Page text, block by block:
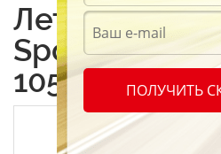
Летние шины
Sport Maxx
105Y
ПОЛУЧИТЬ